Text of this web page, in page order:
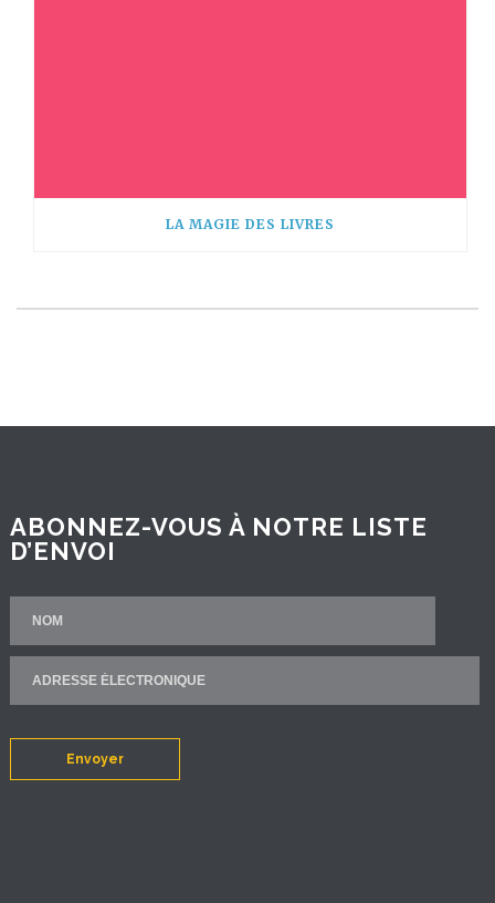
LA MAGIE DES LIVRES
ABONNEZ-VOUS À NOTRE LISTE
D’ENVOI
Envoyer